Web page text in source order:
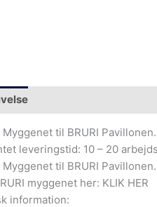
Myggenet til BRURI Pavillonen.
leveringstid: 10 – 20
Myggenet til BRURI Pavillonen.
myggenet her: KLIK HER
information: